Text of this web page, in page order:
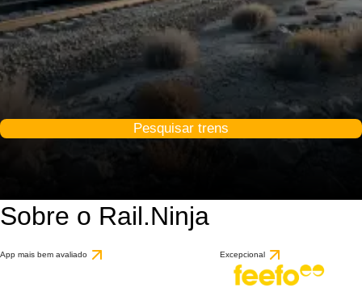
Pesquisar trens
Sobre o Rail.Ninja
App mais bem avaliado Excepcional